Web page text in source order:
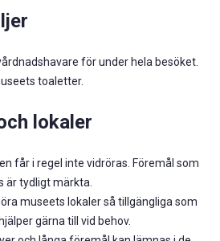
för under hela besöket.
toaletter.
lokaler
får i regel inte vidröras. Föremål som
är tydligt märkta.
museets lokaler så tillgängliga som
gärna till vid behov.